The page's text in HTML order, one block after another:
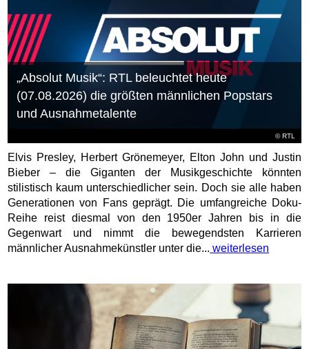
© RTL
„Absolut Musik“: RTL beleuchtet heute
(07.08.2026) die größten männlichen Popstars
und Ausnahmetalente
Elvis Presley, Herbert Grönemeyer, Elton John und Justin
Bieber – die Giganten der Musikgeschichte könnten
stilistisch kaum unterschiedlicher sein. Doch sie alle haben
Generationen von Fans geprägt. Die umfangreiche Doku-
Reihe reist diesmal von den 1950er Jahren bis in die
Gegenwart und nimmt die bewegendsten Karrieren
männlicher Ausnahmekünstler unter die... weiterlesen